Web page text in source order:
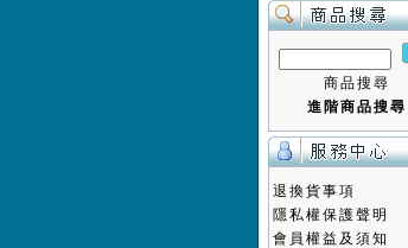
商品搜尋
進階商品搜尋
退換貨事項
隱私權保護聲明
會員權益及須知